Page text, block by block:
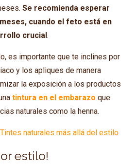
Se recomienda esperar
cuando el feto está en
crucial .
es importante que te inclines por
y los apliques de manera
la exposición a los productos
tintura en el embarazo que
naturales como la henna.
Tintes naturales más allá del estilo
estilo!